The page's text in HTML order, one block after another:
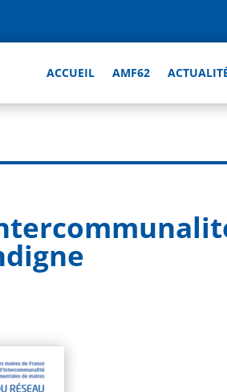
ACCUEIL AMF62